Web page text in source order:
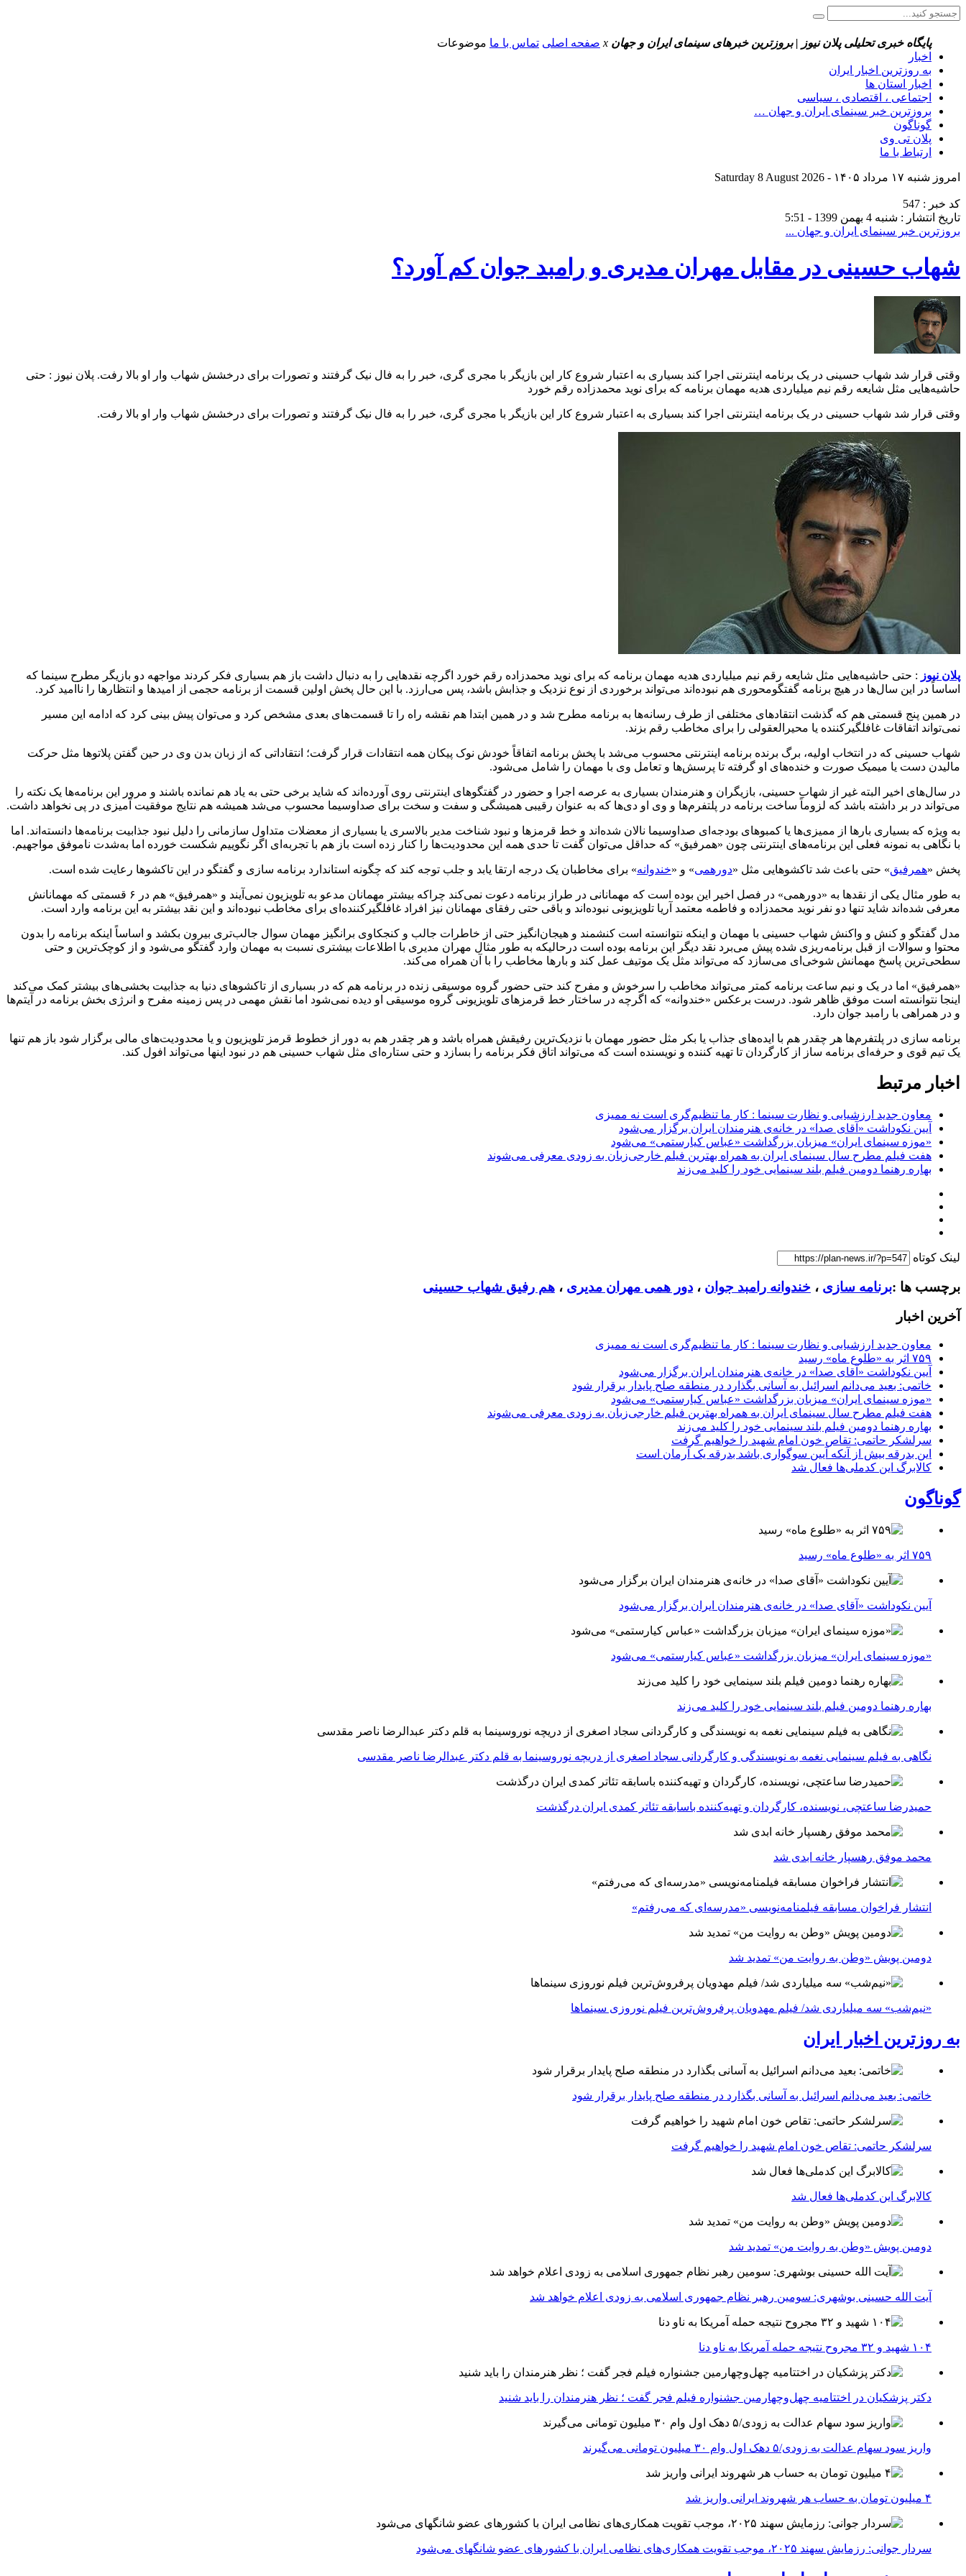
پایگاه خبری تحلیلی پلان نیوز | بروزترین خبرهای سینمای ایران و جهان x صفحه اصلی تماس با ما موضوعات
اخبار
به روزترین اخبار ایران
اخبار استان ها
اجتماعی ، اقتصادی ، سیاسی
بروزترین خبر سینمای ایران و جهان …
گوناگون
پلان تی وی
ارتباط با ما
امروز شنبه ۱۷ مرداد ۱۴۰۵ - Saturday 8 August 2026
کد خبر : 547
تاریخ انتشار : شنبه 4 بهمن 1399 - 5:51
بروزترین خبر سینمای ایران و جهان ...
شهاب حسینی در مقابل مهران مدیری و رامبد جوان کم آورد؟
وقتی قرار شد شهاب حسینی در یک برنامه اینترنتی اجرا کند بسیاری به اعتبار شروع کار این بازیگر با مجری گری، خبر را به فال نیک گرفتند و تصورات برای درخشش شهاب وار او بالا رفت. پلان نیوز : حتی
حاشیه‌هایی مثل شایعه رقم نیم میلیاردی هدیه مهمان برنامه که برای نوید محمدزاده رقم خورد
وقتی قرار شد شهاب حسینی در یک برنامه اینترنتی اجرا کند بسیاری به اعتبار شروع کار این بازیگر با مجری گری، خبر را به فال نیک گرفتند و تصورات برای درخشش شهاب وار او بالا رفت.
پلان نیوز : حتی حاشیه‌هایی مثل شایعه رقم نیم میلیاردی هدیه مهمان برنامه که برای نوید محمدزاده رقم خورد اگرچه نقدهایی را به دنبال داشت باز هم بسیاری فکر کردند مواجهه دو بازیگر مطرح سینما که
اساساً در این سال‌ها در هیچ برنامه گفتگومحوری هم نبوده‌اند می‌تواند برخوردی از نوع نزدیک و جذابش باشد، پس می‌ارزد. با این حال پخش اولین قسمت از برنامه حجمی از امیدها و انتظارها را ناامید کرد.
در همین پنج قسمتی هم که گذشت انتقادهای مختلفی از طرف رسانه‌ها به برنامه مطرح شد و در همین ابتدا هم نقشه راه را تا قسمت‌های بعدی مشخص کرد و می‌توان پیش بینی کرد که ادامه این مسیر
نمی‌تواند اتفاقات غافلگیرکننده یا محیرالعقولی را برای مخاطب رقم بزند.
شهاب حسینی که در انتخاب اولیه، برگ برنده برنامه اینترنتی محسوب می‌شد با پخش برنامه اتفاقاً خودش نوک پیکان همه انتقادات قرار گرفت؛ انتقاداتی که از زبان بدن وی در حین گفتن پلاتوها مثل حرکت
مالیدن دست یا میمیک صورت و خنده‌های او گرفته تا پرسش‌ها و تعامل وی با مهمان را شامل می‌شود.
در سال‌های اخیر البته غیر از شهاب حسینی، بازیگران و هنرمندان بسیاری به عرصه اجرا و حضور در گفتگوهای اینترنتی روی آورده‌اند که شاید برخی حتی به یاد هم نمانده باشند و مرور این برنامه‌ها یک نکته را
می‌تواند در بر داشته باشد که لزوماً ساخت برنامه در پلتفرم‌ها و وی او دی‌ها که به عنوان رقیبی همیشگی و سفت و سخت برای صداوسیما محسوب می‌شد همیشه هم نتایج موفقیت آمیزی در پی نخواهد داشت.
به ویژه که بسیاری بارها از ممیزی‌ها یا کمبوهای بودجه‌ای صداوسیما نالان شده‌اند و خط قرمزها و نبود شناخت مدیر بالاسری یا بسیاری از معضلات متداول سازمانی را دلیل نبود جذابیت برنامه‌ها دانسته‌اند. اما
با نگاهی به نمونه فعلی این برنامه‌های اینترنتی چون «همرفیق» که حداقل می‌توان گفت تا حدی همه این محدودیت‌ها را کنار زده است باز هم با تجربه‌ای اگر نگوییم شکست خورده اما به‌شدت ناموفق مواجهیم.
پخش «همرفیق» حتی باعث شد تاکشوهایی مثل «دورهمی» و «خندوانه» برای مخاطبان یک درجه ارتقا یابد و جلب توجه کند که چگونه استاندارد برنامه سازی و گفتگو در این تاکشوها رعایت شده است.
به طور مثال یکی از نقدها به «دورهمی» در فصل اخیر این بوده است که مهمانانی در طراز برنامه دعوت نمی‌کند چراکه بیشتر مهمانان مدعو به تلویزیون نمی‌آیند و «همرفیق» هم در ۶ قسمتی که مهمانانش
معرفی شده‌اند شاید تنها دو نفر نوید محمدزاده و فاطمه معتمد آریا تلویزیونی نبوده‌اند و باقی حتی رفقای مهمانان نیز افراد غافلگیرکننده‌ای برای مخاطب نبوده‌اند و این نقد بیشتر به این برنامه وارد است.
مدل گفتگو و کنش و واکنش شهاب حسینی با مهمان و اینکه نتوانسته است کنشمند و هیجان‌انگیز حتی از خاطرات جالب و کنجکاوی برانگیز مهمان سوال جالب‌تری بیرون بکشد و اساساً اینکه برنامه را بدون
محتوا و سوالات از قبل برنامه‌ریزی شده پیش می‌برد نقد دیگر این برنامه بوده است درحالیکه به طور مثال مهران مدیری با اطلاعات بیشتری نسبت به مهمان وارد گفتگو می‌شود و از کوچک‌ترین و حتی
سطحی‌ترین پاسخ مهمانش شوخی‌ای می‌سازد که می‌تواند مثل یک موتیف عمل کند و بارها مخاطب را با آن همراه می‌کند.
«همرفیق» اما در یک و نیم ساعت برنامه کمتر می‌تواند مخاطب را سرخوش و مفرح کند حتی حضور گروه موسیقی زنده در برنامه هم که در بسیاری از تاکشوهای دنیا به جذابیت بخشی‌های بیشتر کمک می‌کند
اینجا نتوانسته است موفق ظاهر شود. درست برعکس «خندوانه» که اگرچه در ساختار خط قرمزهای تلویزیونی گروه موسیقی او دیده نمی‌شود اما نقش مهمی در پس زمینه مفرح و انرژی بخش برنامه در آیتم‌ها
و در همراهی با رامبد جوان دارد.
برنامه سازی در پلتفرم‌ها هر چقدر هم با ایده‌های جذاب یا بکر مثل حضور مهمان با نزدیک‌ترین رفیقش همراه باشد و هر چقدر هم به دور از خطوط قرمز تلویزیون و یا محدودیت‌های مالی برگزار شود باز هم تنها
یک تیم قوی و حرفه‌ای برنامه ساز از کارگردان تا تهیه کننده و نویسنده است که می‌تواند اتاق فکر برنامه را بسازد و حتی ستاره‌ای مثل شهاب حسینی هم در نبود اینها می‌تواند افول کند.
اخبار مرتبط
معاون جدید ارزشیابی و نظارت سینما : کار ما تنظیم‌گری است نه ممیزی
آیین نکوداشت «آقای صدا» در خانه‌ی هنرمندان ایران برگزار می‌شود
«موزه سینمای ایران» میزبان بزرگداشت «عباس کیارستمی» می‌شود
هفت فیلم مطرح سال سینمای ایران به همراه بهترین فیلم خارجی‌زبان به زودی معرفی می‌شوند
بهاره رهنما دومین فیلم بلند سینمایی خود را کلید می‌زند
لینک کوتاه
برچسب ها :برنامه سازی ، خندوانه رامبد جوان ، دور همی مهران مدیری ، هم رفیق شهاب حسینی
آخرین اخبار
معاون جدید ارزشیابی و نظارت سینما : کار ما تنظیم‌گری است نه ممیزی
۷۵۹ اثر به «طلوع ماه» رسید
آیین نکوداشت «آقای صدا» در خانه‌ی هنرمندان ایران برگزار می‌شود
خاتمی: بعید می‌دانم اسرائیل به آسانی بگذارد در منطقه صلح پایدار برقرار شود
«موزه سینمای ایران» میزبان بزرگداشت «عباس کیارستمی» می‌شود
هفت فیلم مطرح سال سینمای ایران به همراه بهترین فیلم خارجی‌زبان به زودی معرفی می‌شوند
بهاره رهنما دومین فیلم بلند سینمایی خود را کلید می‌زند
سرلشکر حاتمی: تقاص خون امام شهید را خواهیم گرفت
این بدرقه بیش از آنکه آیین سوگواری باشد بدرقه یک آرمان است
کالابرگ این کدملی‌ها فعال شد
گوناگون
۷۵۹ اثر به «طلوع ماه» رسید
آیین نکوداشت «آقای صدا» در خانه‌ی هنرمندان ایران برگزار می‌شود
«موزه سینمای ایران» میزبان بزرگداشت «عباس کیارستمی» می‌شود
بهاره رهنما دومین فیلم بلند سینمایی خود را کلید می‌زند
نگاهی به فیلم سینمایی نغمه به نویسندگی و کارگردانی سجاد اصغری از دریچه نوروسینما به قلم دکتر عبدالرضا ناصر مقدسی
حمیدرضا ساعتچی، نویسنده، کارگردان و تهیه‌کننده باسابقه تئاتر کمدی ایران درگذشت
محمد موفق رهسپار خانه ابدی شد
انتشار فراخوان مسابقه فیلمنامه‌نویسی «مدرسه‌ای که می‌رفتم»
دومین پویش «وطن به روایت من» تمدید شد
«نیم‌شب» سه میلیاردی شد/ فیلم مهدویان پرفروش‌ترین فیلم نوروزی سینماها
به روزترین اخبار ایران
خاتمی: بعید می‌دانم اسرائیل به آسانی بگذارد در منطقه صلح پایدار برقرار شود
سرلشکر حاتمی: تقاص خون امام شهید را خواهیم گرفت
کالابرگ این کدملی‌ها فعال شد
دومین پویش «وطن به روایت من» تمدید شد
آیت الله حسینی بوشهری: سومین رهبر نظام جمهوری اسلامی به زودی اعلام خواهد شد
۱۰۴ شهید و ۳۲ مجروح نتیجه حمله آمریکا به ناو دنا
دکتر پزشکیان در اختتامیه چهل‌وچهارمین جشنواره فیلم فجر گفت ؛ نظر هنرمندان را باید شنید
واریز سود سهام عدالت به زودی/۵ دهک اول وام ۳۰ میلیون تومانی می‌گیرند
۴ میلیون تومان به حساب هر شهروند ایرانی واریز شد
سردار جوانی: رزمایش سهند ۲۰۲۵، موجب تقویت همکاری‌های نظامی ایران با کشور‌های عضو شانگهای می‌شود